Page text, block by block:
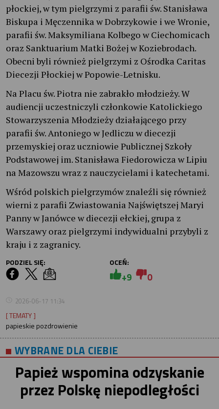
płockiej, w tym pielgrzymi z parafii św. Stanisława
Biskupa i Męczennika w Dobrzykowie i we Wronie,
parafii św. Maksymiliana Kolbego w Ciechomicach
oraz Sanktuarium Matki Bożej w Koziebrodach.
Obecni byli również pielgrzymi z Ośrodka Caritas
Diecezji Płockiej w Popowie-Letnisku.
Na Placu św. Piotra nie zabrakło młodzieży. W
audiencji uczestniczyli członkowie Katolickiego
Stowarzyszenia Młodzieży działającego przy
parafii św. Antoniego w Jedliczu w diecezji
przemyskiej oraz uczniowie Publicznej Szkoły
Podstawowej im. Stanisława Fiedorowicza w Lipiu
na Mazowszu wraz z nauczycielami i katechetami.
Wśród polskich pielgrzymów znaleźli się również
wierni z parafii Zwiastowania Najświętszej Maryi
Panny w Janówce w diecezji ełckiej, grupa z
Warszawy oraz pielgrzymi indywidualni przybyli z
kraju i z zagranicy.
PODZIEL SIĘ: OCEŃ:
+9 0
2026-06-17 11:34
[ TEMATY ]
papieskie pozdrowienie
WYBRANE DLA CIEBIE
Papież wspomina odzyskanie
przez Polskę niepodległości